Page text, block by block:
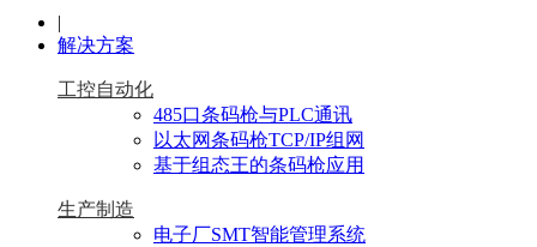
|
解决方案
工控自动化
485口条码枪与PLC通讯
以太网条码枪TCP/IP组网
基于组态王的条码枪应用
生产制造
电子厂SMT智能管理系统